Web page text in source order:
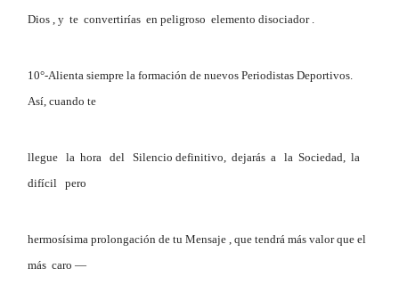
Dios , y te convertirías en peligroso elemento disociador .
10°-Alienta siempre la formación de nuevos Periodistas Deportivos.
Así, cuando te
llegue la hora del Silencio definitivo, dejarás a la Sociedad, la
difícil pero
hermosísima prolongación de tu Mensaje , que tendrá más valor que el
más caro —